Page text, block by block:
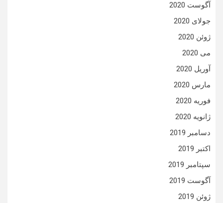
آگوست 2020
جولای 2020
ژوئن 2020
می 2020
آوریل 2020
مارس 2020
فوریه 2020
ژانویه 2020
دسامبر 2019
اکتبر 2019
سپتامبر 2019
آگوست 2019
ژوئن 2019